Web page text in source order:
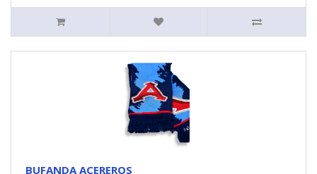
BUFANDA ACEREROS